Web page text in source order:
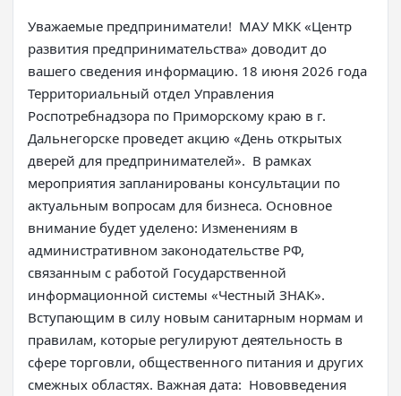
Уважаемые предприниматели! МАУ МКК «Центр
развития предпринимательства» доводит до
вашего сведения информацию. 18 июня 2026 года
Территориальный отдел Управления
Роспотребнадзора по Приморскому краю в г.
Дальнегорске проведет акцию «День открытых
дверей для предпринимателей». В рамках
мероприятия запланированы консультации по
актуальным вопросам для бизнеса. Основное
внимание будет уделено: Изменениям в
административном законодательстве РФ,
связанным с работой Государственной
информационной системы «Честный ЗНАК».
Вступающим в силу новым санитарным нормам и
правилам, которые регулируют деятельность в
сфере торговли, общественного питания и других
смежных областях. Важная дата: Нововведения